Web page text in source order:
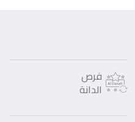
فرص
الدانة